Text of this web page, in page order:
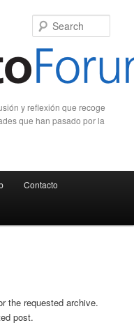
y reflexión que recoge
que han pasado por la
Contacto
the requested archive.
post.